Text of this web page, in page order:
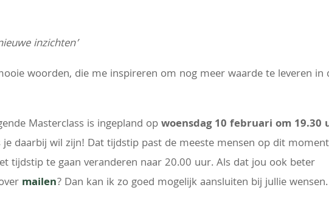
inzichten’
woorden, die me inspireren om nog meer waarde te leveren in
Masterclass is ingepland opwoensdag 10 februari om 19.30
je daarbij wil zijn! Dat tijdstip past de meeste mensen op dit moment
tijdstip te gaan veranderen naar 20.00 uur. Als dat jou ook beter
mailen? Dan kan ik zo goed mogelijk aansluiten bij jullie wensen.